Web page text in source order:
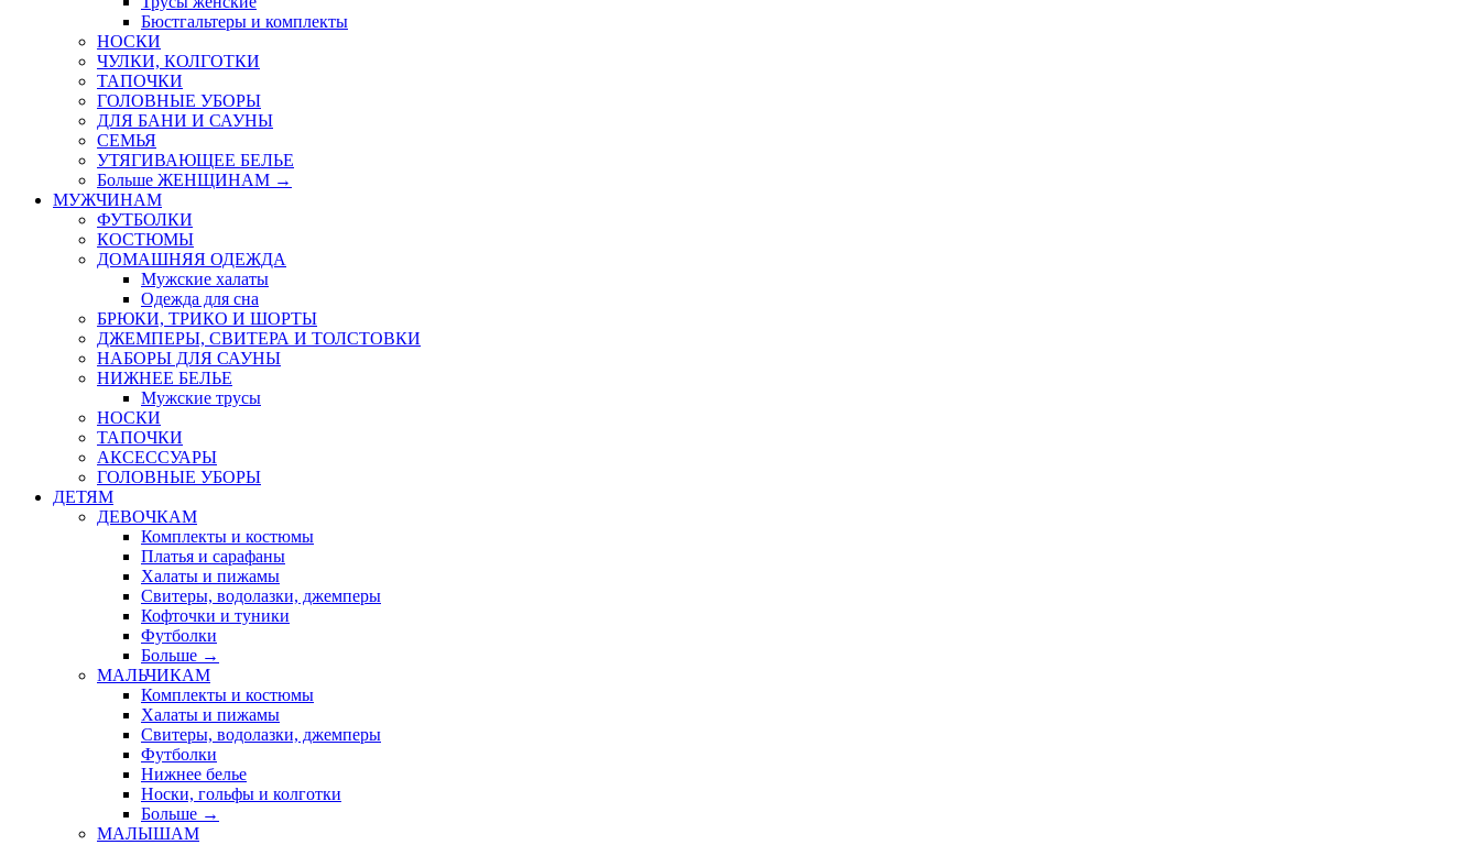
Бюстгальтеры и комплекты
НОСКИ
ЧУЛКИ, КОЛГОТКИ
ТАПОЧКИ
ГОЛОВНЫЕ УБОРЫ
ДЛЯ БАНИ И САУНЫ
СЕМЬЯ
УТЯГИВАЮЩЕЕ БЕЛЬЕ
Больше ЖЕНЩИНАМ →
МУЖЧИНАМ
ФУТБОЛКИ
КОСТЮМЫ
ДОМАШНЯЯ ОДЕЖДА
Мужские халаты
Одежда для сна
БРЮКИ, ТРИКО И ШОРТЫ
ДЖЕМПЕРЫ, СВИТЕРА И ТОЛСТОВКИ
НАБОРЫ ДЛЯ САУНЫ
НИЖНЕЕ БЕЛЬЕ
Мужские трусы
НОСКИ
ТАПОЧКИ
АКСЕССУАРЫ
ГОЛОВНЫЕ УБОРЫ
ДЕТЯМ
ДЕВОЧКАМ
Комплекты и костюмы
Платья и сарафаны
Халаты и пижамы
Свитеры, водолазки, джемперы
Кофточки и туники
Футболки
Больше →
МАЛЬЧИКАМ
Комплекты и костюмы
Халаты и пижамы
Свитеры, водолазки, джемперы
Футболки
Нижнее белье
Носки, гольфы и колготки
Больше →
МАЛЫШАМ